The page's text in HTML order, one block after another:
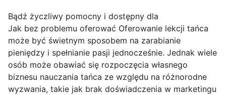
Bądź życzliwy pomocny i dostępny dla
Jak bez problemu oferować Oferowanie lekcji tańca
może być świetnym sposobem na zarabianie
pieniędzy i spełnianie pasji jednocześnie. Jednak wiele
osób może obawiać się rozpoczęcia własnego
biznesu nauczania tańca ze względu na różnorodne
wyzwania, takie jak brak doświadczenia w marketingu